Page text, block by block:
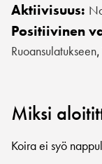
Aktiivisuus:
Positiivinen
Ruoansulatukseen,
Miksi
Koira ei syö